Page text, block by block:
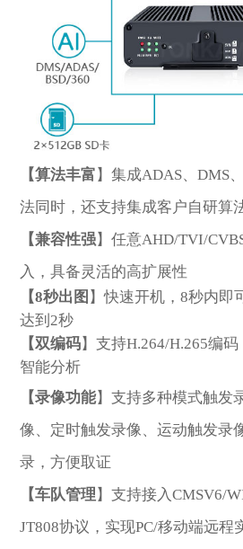
描述
发送留言
【算法丰富 】集成ADAS、DMS
法同时，还支持集成客户自研算
【兼容性强】任意AHD/TVI/
入，具备灵活的高扩展性
【8秒出图 】快速开机，8秒内即
达到2秒
【双编码】支持H.264/H.265编
智能分析
【录像功能】支持多种模式触发
像、定时触发录像、运动触发录
录，方便取证
【车队管理 】支持接入CMSV6/
JT808协议，实现PC/移动端远程